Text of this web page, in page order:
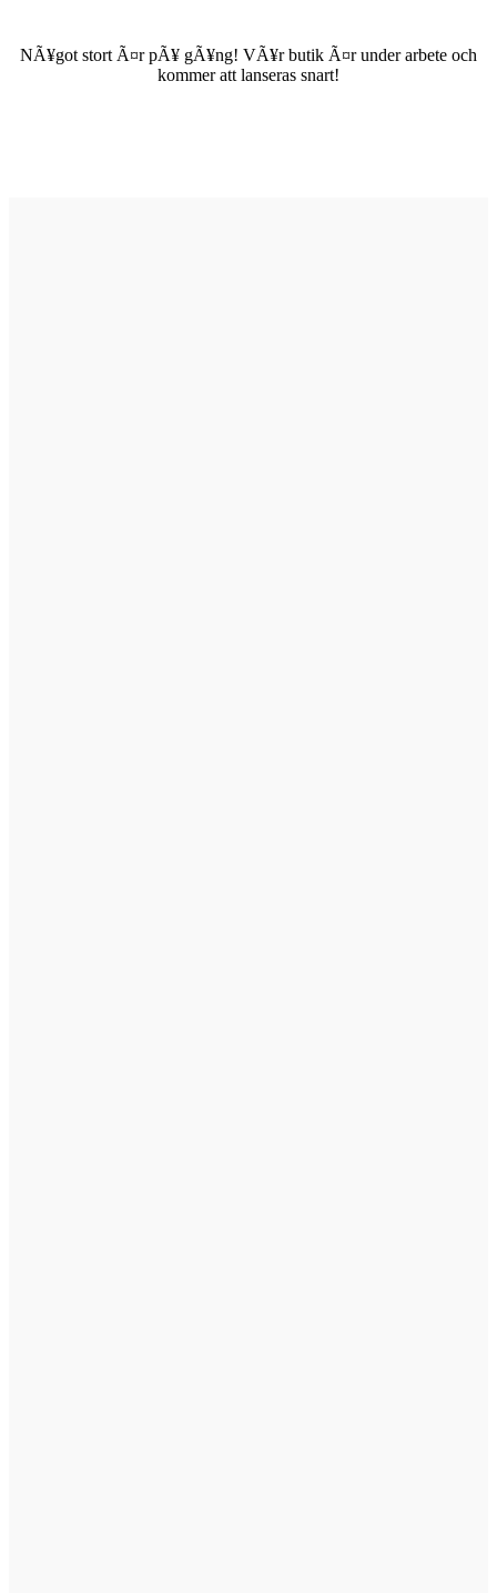
NÃ¥got stort Ã¤r pÃ¥ gÃ¥ng! VÃ¥r butik Ã¤r under arbete och
kommer att lanseras snart!